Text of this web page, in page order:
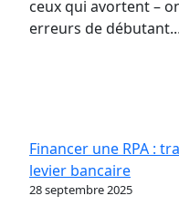
pourceux qui avortent –
erreurs de
Financer une RPA :
levier bancaire
28 septembre 2025